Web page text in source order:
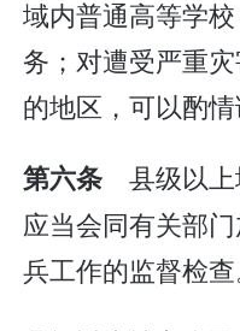
域内普通高等学
务；对遭受严重
的地区，可以酌情
第六条 县级以上
应当会同有关部
兵工作的监督检查